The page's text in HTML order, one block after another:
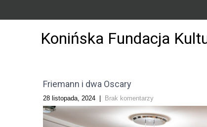
Konińska Fundacja
Friemann i dwa Oscary
28 listopada, 2024 Brak komentarzy